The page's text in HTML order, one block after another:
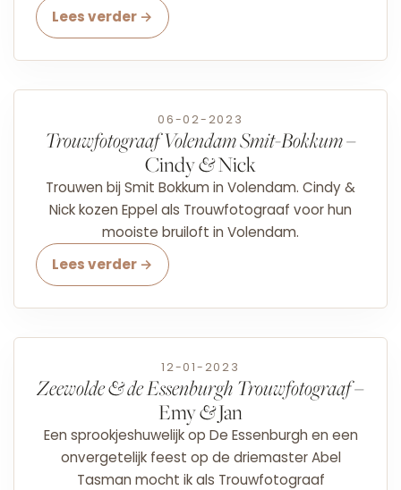
Lees verder →
06-02-2023
Trouwfotograaf Volendam Smit-Bokkum–
Cindy&Nick
Trouwen bij Smit Bokkum in Volendam. Cindy &
Nick kozen Eppel als Trouwfotograaf voor hun
mooiste bruiloft in Volendam.
Lees verder →
12-01-2023
Zeewolde & de Essenburgh Trouwfotograaf–
Emy&Jan
Een sprookjeshuwelijk op De Essenburgh en een
onvergetelijk feest op de driemaster Abel
Tasman mocht ik als Trouwfotograaf